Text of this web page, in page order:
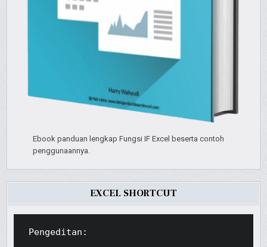
Ebook panduan lengkap Fungsi IF Excel beserta contoh
penggunaannya.
EXCEL SHORTCUT
Pengeditan: